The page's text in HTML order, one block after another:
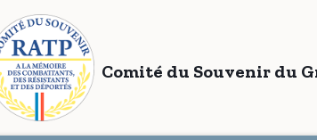
Comité du Souvenir du